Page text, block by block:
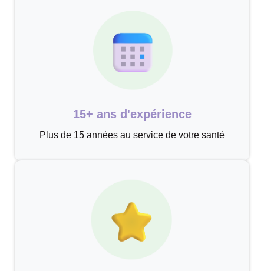
15+ ans d'expérience
Plus de 15 années au service de votre santé